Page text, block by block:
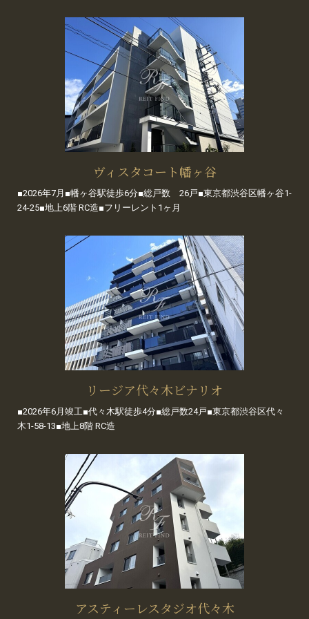
ヴィスタコート幡ヶ谷
■2026年7月■幡ヶ谷駅徒歩6分■総戸数 26戸■東京都渋谷区幡ヶ谷1-
24-25■地上6階 RC造■フリーレント1ヶ月
リージア代々木ビナリオ
■2026年6月竣工■代々木駅徒歩4分■総戸数24戸■東京都渋谷区代々
木1-58-13■地上8階 RC造
アスティーレスタジオ代々木